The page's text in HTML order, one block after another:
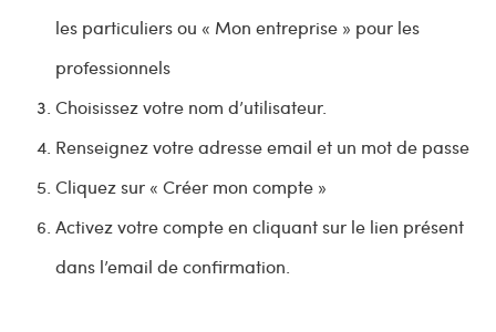
les particuliers ou « Mon entreprise » pour les
professionnels
Choisissez votre nom d’utilisateur.
Renseignez votre adresse email et un mot de passe
Cliquez sur « Créer mon compte »
Activez votre compte en cliquant sur le lien présent
dans l’email de confirmation.